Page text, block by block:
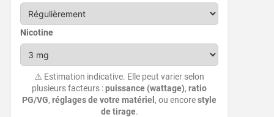
Nicotine
⚠️ Estimation indicative. Elle peut varier selon
plusieurs facteurs :puissance (wattage),ratio
PG/VG,réglages de votre matériel , ou encorestyle
de tirage.